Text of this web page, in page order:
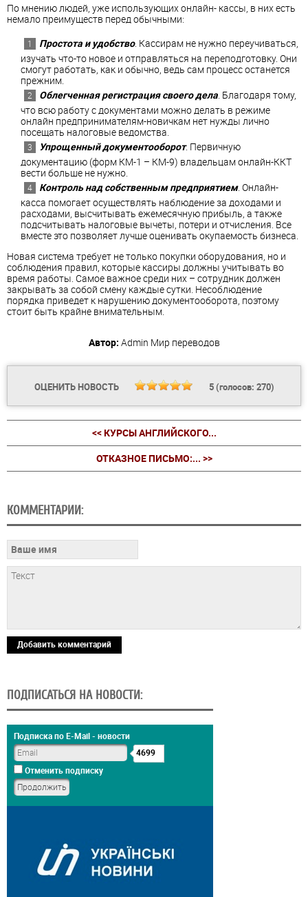
По мнению людей, уже использующих онлайн- кассы, в них есть
немало преимуществ перед обычными:
Простота и удобство. Кассирам не нужно переучиваться,
изучать что-то новое и отправляться на переподготовку. Они
смогут работать, как и обычно, ведь сам процесс останется
прежним.
Облегченная регистрация своего дела . Благодаря тому,
что всю работу с документами можно делать в режиме
онлайн предпринимателям-новичкам нет нужды лично
посещать налоговые ведомства.
Упрощенный документооборот. Первичную
документацию (форм КМ-1 – КМ-9) владельцам онлайн-ККТ
вести больше не нужно.
Контроль над собственным предприятием. Онлайн-
касса помогает осуществлять наблюдение за доходами и
расходами, высчитывать ежемесячную прибыль, а также
подсчитывать налоговые вычеты, потери и отчисления. Все
вместе это позволяет лучше оценивать окупаемость бизнеса.
Новая система требует не только покупки оборудования, но и
соблюдения правил, которые кассиры должны учитывать во
время работы. Самое важное среди них – сотрудник должен
закрывать за собой смену каждые сутки. Несоблюдение
порядка приведет к нарушению документооборота, поэтому
стоит быть крайне внимательным.
Автор: Admin Мир переводов
ОЦЕНИТЬ НОВОСТЬ 5(голосов: 270)
<< КУРСЫ АНГЛИЙСКОГО...
ОТКАЗНОЕ ПИСЬМО:... >>
КОММЕНТАРИИ:
Добавить комментарий
ПОДПИСАТЬСЯ НА НОВОСТИ:
Подписка по E-Mail - новости
4699
Отменить подписку